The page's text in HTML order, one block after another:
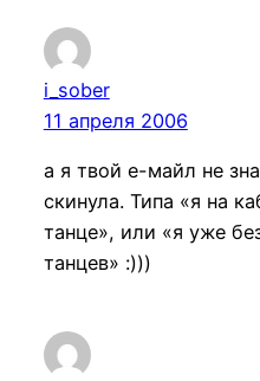
i_sober
11 апреля 2006
а я твой е-майл не
скинула. Типа «я на
танце», или «я уже
танцев» :)))